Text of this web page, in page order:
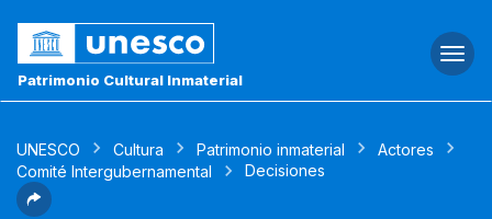
Patrimonio Cultural Inmaterial
UNESCO Cultura Patrimonio inmaterial
Actores
Comité Intergubernamental
Decisiones